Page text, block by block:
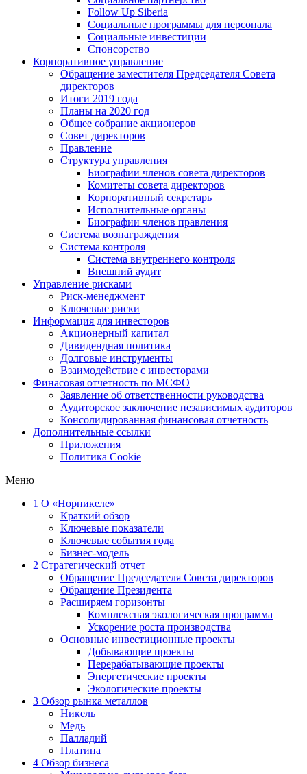
Follow Up Siberia
Социальные программы для персонала
Социальные инвестиции
Спонсорство
Корпоративное управление
Обращение заместителя Председателя Совета
директоров
Итоги 2019 года
Планы на 2020 год
Общее собрание акционеров
Совет директоров
Правление
Структура управления
Биографии членов совета директоров
Комитеты совета директоров
Корпоративный секретарь
Исполнительные органы
Биографии членов правления
Система вознаграждения
Система контроля
Система внутреннего контроля
Внешний аудит
Управление рисками
Риск-менеджмент
Ключевые риски
Информация для инвесторов
Акционерный капитал
Дивидендная политика
Долговые инструменты
Взаимодействие с инвеcторами
Финасовая отчетность по МСФО
Заявление об ответственности руководства
Аудиторское заключение независимых аудиторов
Консолидированная финансовая отчетность
Дополнительные ссылки
Приложения
Политика Cookie
Меню
1 О «Норникеле»
Краткий обзор
Ключевые показатели
Ключевые события года
Бизнес-модель
2 Стратегический отчет
Обращение Председателя Совета директоров
Обращение Президента
Расширяем горизонты
Комплексная экологическая программа
Ускорение роста производства
Основные инвестиционные проекты
Добывающие проекты
Перерабатывающие проекты
Энергетические проекты
Экологические проекты
3 Обзор рынка металлов
Никель
Медь
Палладий
Платина
4 Обзор бизнеса